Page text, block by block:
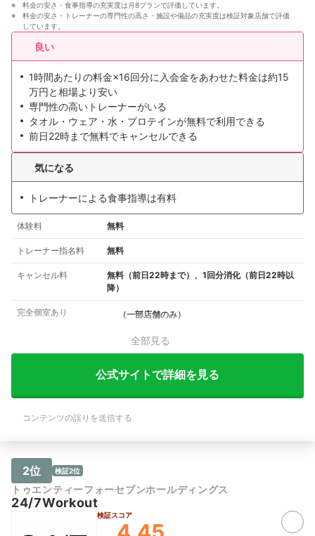
料金の安さ・食事指導の充実度は月8プランで評価しています。
料金の安さ・トレーナーの専門性の高さ・施設や備品の充実度は検証対象店舗で評価
しています。
良い
1時間あたりの料金×16回分に入会金をあわせた料金は約15
万円と相場より安い
専門性の高いトレーナーがいる
タオル・ウェア・水・プロテインが無料で利用できる
前日22時まで無料でキャンセルできる
気になる
トレーナーによる食事指導は有料
体験料 無料
トレーナー指名料 無料
キャンセル料
無料（前日22時まで）、1回分消化（前日22時以
降）
完全個室あり （一部店舗のみ）
全部見る
公式サイトで詳細を見る
コンテンツの誤りを送信する
2位 検証2位
トゥエンティーフォーセブンホールディングス
24/7Workout
検証スコア